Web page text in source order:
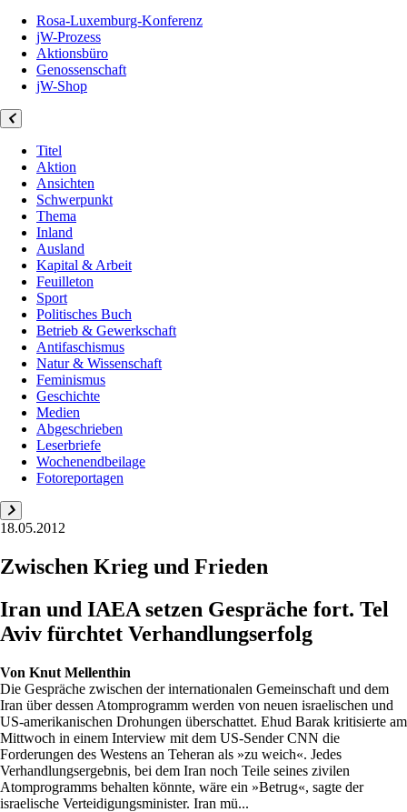
Rosa-Luxemburg-Konferenz
jW-Prozess
Aktionsbüro
Genossenschaft
jW-Shop
Titel
Aktion
Ansichten
Schwerpunkt
Thema
Inland
Ausland
Kapital & Arbeit
Feuilleton
Sport
Politisches Buch
Betrieb & Gewerkschaft
Antifaschismus
Natur & Wissenschaft
Feminismus
Geschichte
Medien
Abgeschrieben
Leserbriefe
Wochenendbeilage
Fotoreportagen
18.05.2012
Zwischen Krieg und Frieden
Iran und IAEA setzen Gespräche fort. Tel
Aviv fürchtet Verhandlungserfolg
Von Knut Mellenthin
Die Gespräche zwischen der internationalen Gemeinschaft und dem
Iran über dessen Atomprogramm werden von neuen israelischen und
US-amerikanischen Drohungen überschattet. Ehud Barak kritisierte am
Mittwoch in einem Interview mit dem US-Sender CNN die
Forderungen des Westens an Teheran als »zu weich«. Jedes
Verhandlungsergebnis, bei dem Iran noch Teile seines zivilen
Atomprogramms behalten könnte, wäre ein »Betrug«, sagte der
israelische Verteidigungsminister. Iran mü...